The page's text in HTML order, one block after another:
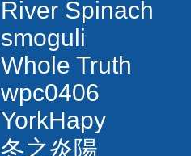
River Spinach
smoguli
Whole Truth
wpc0406
YorkHapy
冬之炎陽